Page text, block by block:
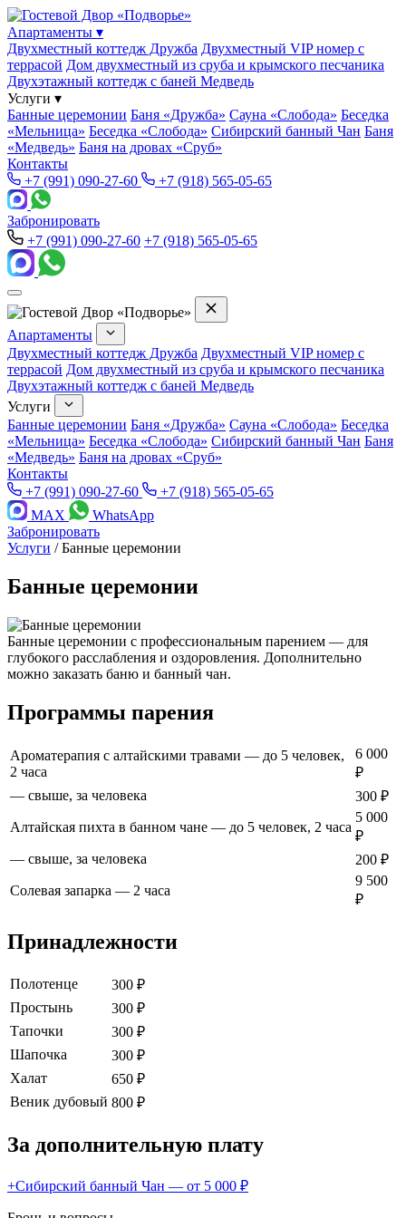
Апартаменты ▾
Двухместный коттедж Дружба Двухместный VIP номер с
террасой Дом двухместный из сруба и крымского песчаника
Двухэтажный коттедж с баней Медведь
Услуги ▾
Банные церемонии Баня «Дружба» Сауна «Слобода» Беседка
«Мельница» Беседка «Слобода» Сибирский банный Чан Баня
«Медведь» Баня на дровах «Сруб»
Контакты
+7 (991) 090-27-60
+7 (918) 565-05-65
Забронировать
+7 (991) 090-27-60 +7 (918) 565-05-65
Апартаменты
Двухместный коттедж Дружба Двухместный VIP номер с
террасой Дом двухместный из сруба и крымского песчаника
Двухэтажный коттедж с баней Медведь
Услуги
Банные церемонии Баня «Дружба» Сауна «Слобода» Беседка
«Мельница» Беседка «Слобода» Сибирский банный Чан Баня
«Медведь» Баня на дровах «Сруб»
Контакты
+7 (991) 090-27-60
+7 (918) 565-05-65
MAX
WhatsApp
Забронировать
Услуги /Банные церемонии
Банные церемонии
Банные церемонии с профессиональным парением — для
глубокого расслабления и оздоровления. Дополнительно
можно заказать баню и банный чан.
Программы парения
Ароматерапия с алтайскими травами — до 5 человек,
2 часа
6 000
₽
— свыше, за человека
300 ₽
Алтайская пихта в банном чане — до 5 человек, 2 часа
5 000
₽
— свыше, за человека
200 ₽
Солевая запарка — 2 часа
9 500
₽
Принадлежности
Полотенце
300 ₽
Простынь
300 ₽
Тапочки
300 ₽
Шапочка
300 ₽
Халат
650 ₽
Веник дубовый 800 ₽
За дополнительную плату
+Сибирский банный Чан — от 5 000 ₽